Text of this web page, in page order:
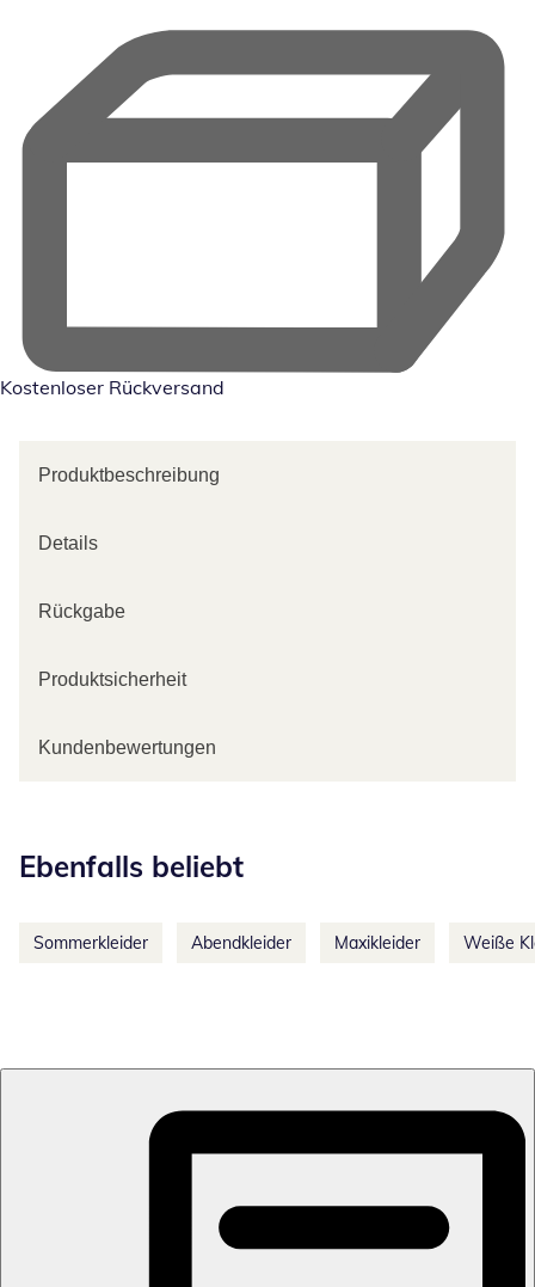
Kostenloser Rückversand
Produktbeschreibung
Details
Rückgabe
Produktsicherheit
Kundenbewertungen
Ebenfalls beliebt
Sommerkleider Abendkleider Maxikleider Weiße